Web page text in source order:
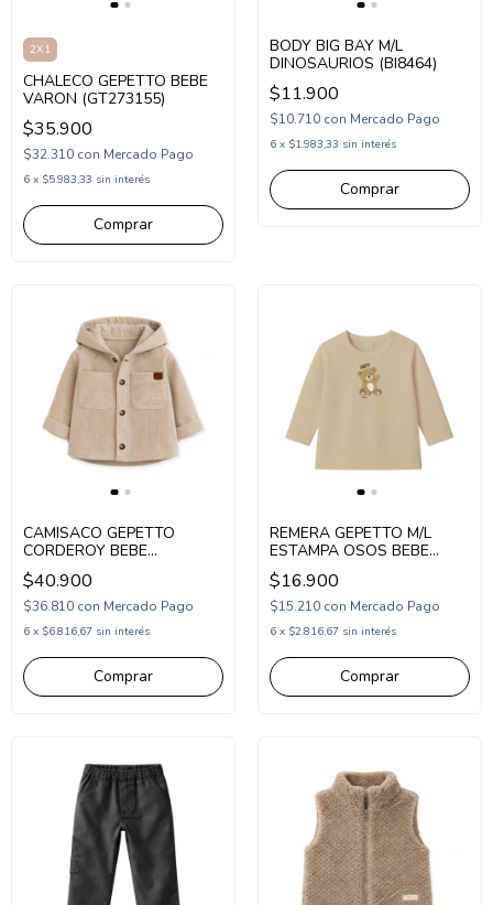
2X1
CHALECO GEPETTO BEBE
VARON (GT273155)
$35.900
$32.310 con Mercado Pago
6 x $5.983,33 sin interés
Comprar
BODY BIG BAY M/L
DINOSAURIOS (BI8464)
$11.900
$10.710 con Mercado Pago
6 x $1.983,33 sin interés
Comprar
CAMISACO GEPETTO
CORDEROY BEBE
(GT294150)
$40.900
$36.810 con Mercado Pago
6 x $6.816,67 sin interés
Comprar
REMERA GEPETTO M/L
ESTAMPA OSOS BEBE
(GT293304)
$16.900
$15.210 con Mercado Pago
6 x $2.816,67 sin interés
Comprar